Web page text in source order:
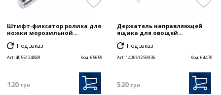
Штифт-фиксатор ролика для
ножки морозильной...
Под заказ
Art:4055124889 Код:65659
120 грн
Держатель направляющей
ящика для овощей...
Под заказ
Art:140061259036 Код:64470
520 грн